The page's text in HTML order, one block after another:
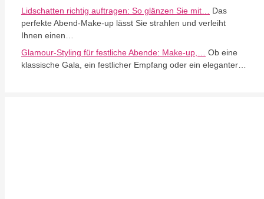
Lidschatten richtig auftragen: So glänzen Sie mit…
Das
perfekte Abend-Make-up lässt Sie strahlen und verleiht
Ihnen einen…
Glamour-Styling für festliche Abende: Make-up,…
Ob eine
klassische Gala, ein festlicher Empfang oder ein eleganter…